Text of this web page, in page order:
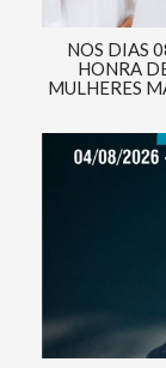
NOS DIAS
HONRA
MULHERES